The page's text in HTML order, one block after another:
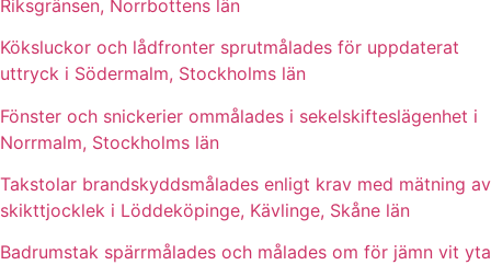
Riksgränsen, Norrbottens län
Köksluckor och lådfronter sprutmålades för uppdaterat
uttryck i Södermalm, Stockholms län
Fönster och snickerier ommålades i sekelskifteslägenhet i
Norrmalm, Stockholms län
Takstolar brandskyddsmålades enligt krav med mätning av
skikttjocklek i Löddeköpinge, Kävlinge, Skåne län
Badrumstak spärrmålades och målades om för jämn vit yta